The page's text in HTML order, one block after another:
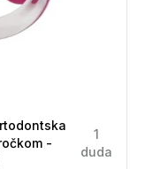
-
1
duda